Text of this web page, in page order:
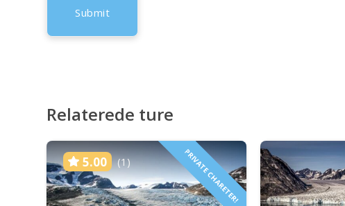
Relaterede ture
5.00 (1) PRIVATE CHARETER!